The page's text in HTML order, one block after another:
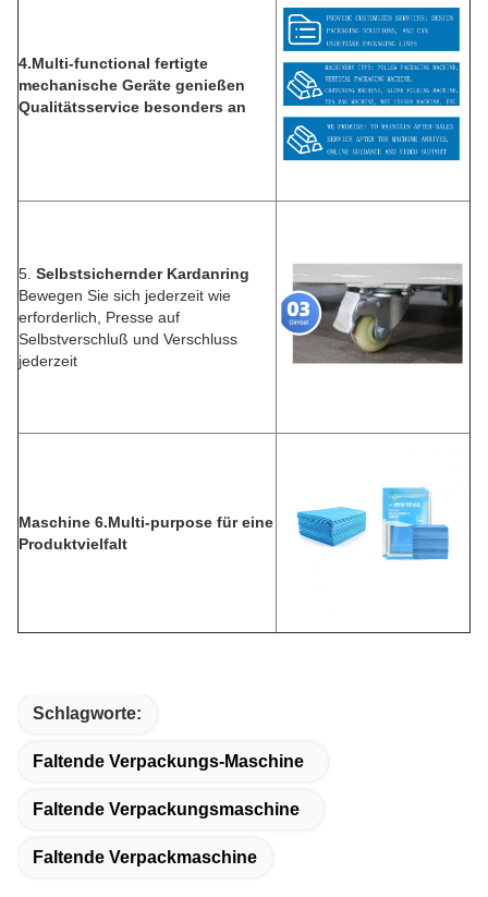
4.Multi-functional fertigte
mechanische Geräte genießen
Qualitätsservice besonders an
5. Selbstsichernder Kardanring
Bewegen Sie sich jederzeit wie
erforderlich, Presse auf
Selbstverschluß und Verschluss
jederzeit
Maschine 6.Multi-purpose für eine
Produktvielfalt
Schlagworte:
Faltende Verpackungs-Maschine
Faltende Verpackungsmaschine
Faltende Verpackmaschine